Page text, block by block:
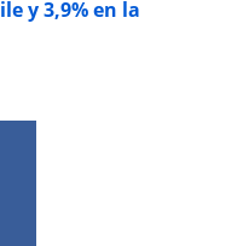
y 3,9% en la